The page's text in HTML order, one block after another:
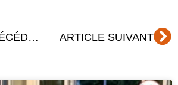
ARTICLE PRÉCÉDENT ARTICLE SUIVANT